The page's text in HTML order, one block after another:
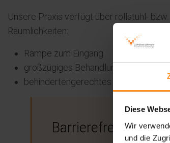
Diese
Wir
und die
Unsere Praxis verfügt über rollstuhl-
Räumlichkeiten:
Rampe zum Eingang
großzügiges Behandlungszimmer
behindertengerechtes WC
Barrierefreiheit